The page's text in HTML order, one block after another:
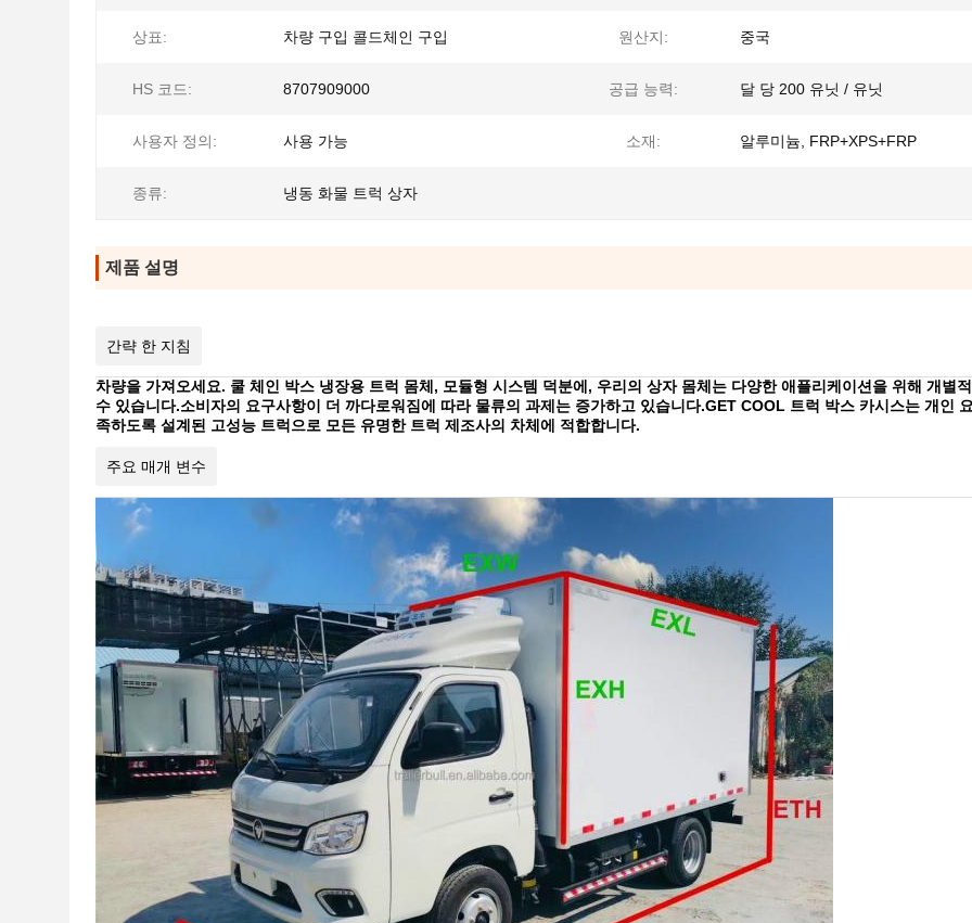
상표: 차량 구입 콜드체인 구입 원산지: 중국
HS 코드: 8707909000 공급 능력: 달 당 200 유닛 / 유닛
사용자 정의: 사용 가능 소재: 알루미늄, FRP+XPS+FRP
종류: 냉동 화물 트럭 상자
제품 설명
간략 한 지침
차량을 가져오세요. 쿨 체인 박스 냉장용 트럭 몸체, 모듈형 시스템 덕분에, 우리의 상자 몸체는 다양한 애플리케이션을 위해 개별
수 있습니다.소비자의 요구사항이 더 까다로워짐에 따라 물류의 과제는 증가하고 있습니다.GET COOL 트럭 박스 카시스는 개인
족하도록 설계된 고성능 트럭으로 모든 유명한 트럭 제조사의 차체에 적합합니다.
주요 매개 변수